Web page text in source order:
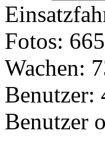
Fotos:
Wachen:
Benutzer:
Benutzer